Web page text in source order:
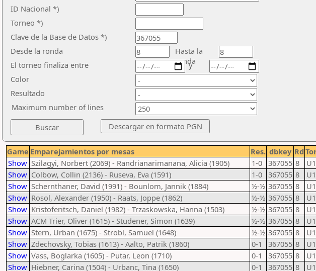
ID Nacional *)
Torneo *)
Clave de la Base de Datos *)
Desde la ronda
Hasta la
ronda
El torneo finaliza entre
Color
Resultado
y
Maximum number of lines
Game Emparejamientos por mesas Res. dbkey Rd
Show Szilagyi, Norbert (2069) - Randrianarimanana, Alicia (1905) 1-0 367055 8
Show Colbow, Collin (2136) - Ruseva, Eva (1591) 1-0 367055 8
Show Schernthaner, David (1991) - Bounlom, Jannik (1884) ½-½ 367055 8
Show Rosol, Alexander (1950) - Raats, Joppe (1862) ½-½ 367055 8
Show Kristoferitsch, Daniel (1982) - Trzaskowska, Hanna (1503) ½-½ 367055 8
Show ACM Trier, Oliver (1615) - Studener, Simon (1639) ½-½ 367055 8
Show Stern, Urban (1675) - Strobl, Samuel (1648) ½-½ 367055 8
Show Zdechovsky, Tobias (1613) - Aalto, Patrik (1860) 0-1 367055 8
Show Vass, Boglarka (1605) - Putar, Leon (1710) 0-1 367055 8
Show Hiebner, Carina (1504) - Urbanc, Tina (1650) 0-1 367055 8